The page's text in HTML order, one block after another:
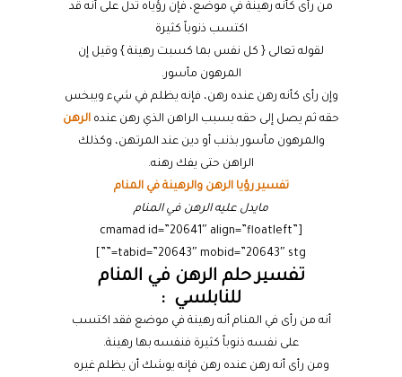
من رأى كأنه رهينة في موضع، فإن رؤياه تدل على أنه قد
اكتسب ذنوباً كثيرة
لقوله تعالى { كل نفس بما كسبت رهينة } وقيل إن
المرهون مأسور.
وإن رأى كأنه رهن عنده رهن، فإنه يظلم في شيء ويبخس
حقه ثم يصل إلى حقه بسبب الراهن الذي رهن عنده الرهن
والمرهون مأسور بذنب أو دين عند المرتهن، وكذلك
الراهن حتى يفك رهنه.
تفسير رؤيا الرهن والرهينة في المنام
مايدل عليه الرهن في المنام
[cmamad id=”20641″ align=”floatleft”
tabid=”20643″ mobid=”20643″ stg=””]
تفسير حلم الرهن في المنام
للنابلسي :
أنه من رأى في المنام أنه رهينة في موضع فقد اكتسب
على نفسه ذنوباً كثيرة فنفسه بها رهينة.
ومن رأى أنه رهن عنده رهن فإنه يوشك أن يظلم غيره